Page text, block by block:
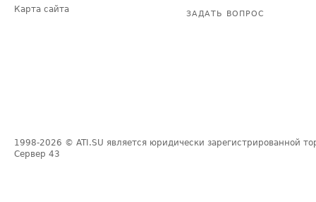
Карта сайта
ЗАДАТЬ ВОПРОС
1998-2026 © ATI.SU является юридически зарегистрированной
Сервер 43